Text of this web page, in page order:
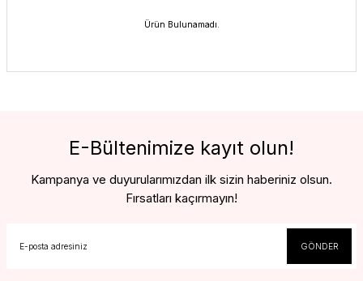
Ürün Bulunamadı.
E-Bültenimize kayıt olun!
Kampanya ve duyurularımızdan ilk sizin haberiniz olsun.
Fırsatları kaçırmayın!
GÖNDER